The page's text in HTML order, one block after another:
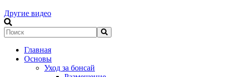
Другие видео
Главная
Основы
Уход за бонсай